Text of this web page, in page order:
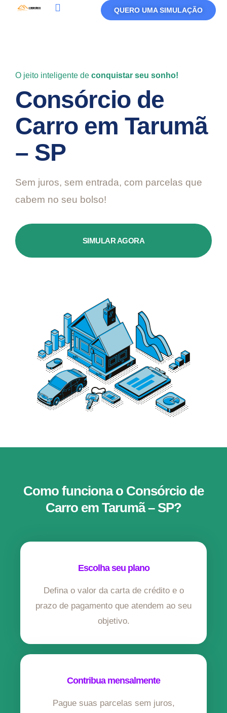
QUERO UMA SIMULAÇÃO
O jeito inteligente de conquistar seu sonho!
Consórcio de
Carro em Tarumã
– SP
Sem juros, sem entrada, com parcelas que
cabem no seu bolso!
SIMULAR AGORA
Como funciona o Consórcio de
Carro em Tarumã – SP?
Escolha seu plano
Defina o valor da carta de crédito e o
prazo de pagamento que atendem ao seu
objetivo.
Contribua mensalmente
Pague suas parcelas sem juros,